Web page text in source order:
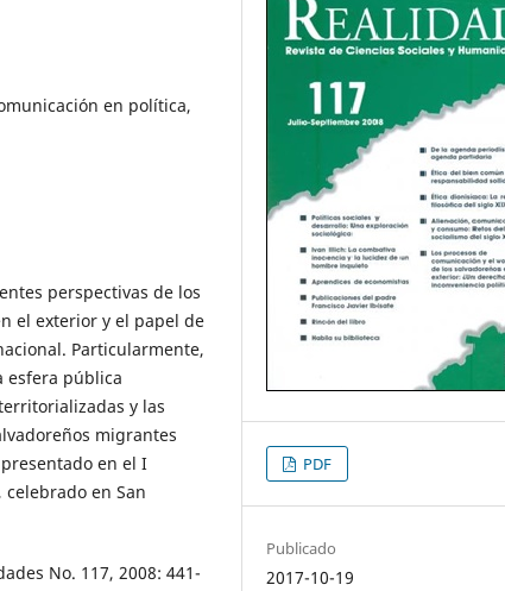
en política,
perspectivas de los
el exterior y el papel de
Particularmente,
esfera pública
y las
migrantes
en el I
en San
No. 117, 2008: 441-
PDF
Publicado
2017-10-19